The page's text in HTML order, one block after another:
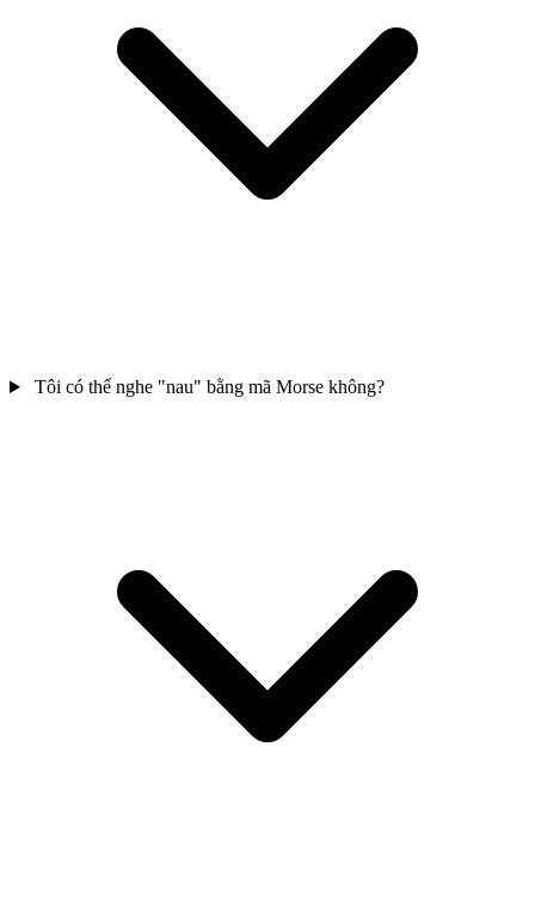
Tôi có thể nghe "nau" bằng mã Morse không?